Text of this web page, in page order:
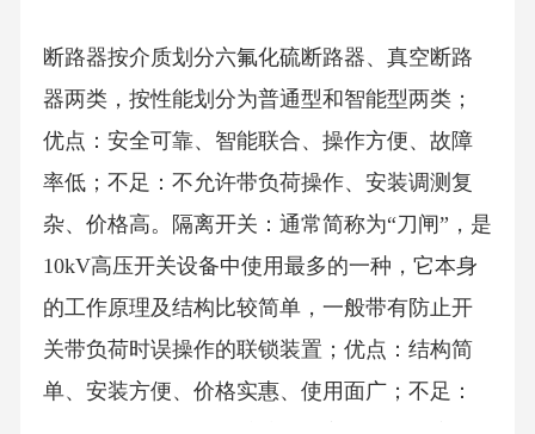
断路器按介质划分六氟化硫断路器、真空断路
器两类，按性能划分为普通型和智能型两类；
优点：安全可靠、智能联合、操作方便、故障
率低；不足：不允许带负荷操作、安装调测复
杂、价格高。隔离开关：通常简称为“刀闸”，是
10kV高压开关设备中使用最多的一种，它本身
的工作原理及结构比较简单，一般带有防止开
关带负荷时误操作的联锁装置；优点：结构简
单、安装方便、价格实惠、使用面广；不足：